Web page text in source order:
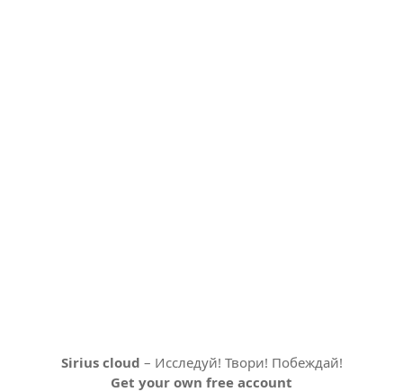
Sirius cloud – Исследуй! Твори! Побеждай!
Get your own free account